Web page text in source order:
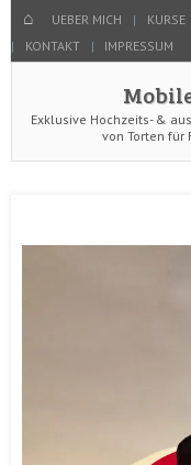
HOME
Menu
SKIP TO CONTENT
UEBER MICH
KURSE
KONTAKT
IMPRESSUM
Exklusive Hochzeits- &
von Torten für